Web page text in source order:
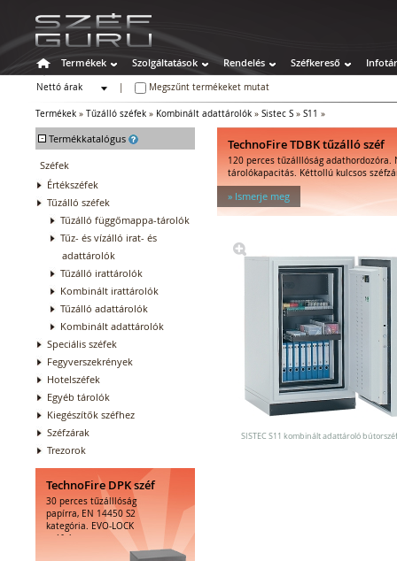
Termékek Szolgáltatások Rendelés Széfkereső Infotár
Nettó árak
Megszűnt termékeket mutat
Termékek » Tűzálló széfek » Kombinált adattárolók » Sistec S » S11 »
- Termékkatalógus
Széfek
Értékszéfek
Tűzálló széfek
Tűzálló függőmappa-tárolók
Tűz- és vízálló irat- és
adattárolók
Tűzálló irattárolók
Kombinált irattárolók
Tűzálló adattárolók
Kombinált adattárolók
Speciális széfek
Fegyverszekrények
Hotelszéfek
Egyéb tárolók
Kiegészítők széfhez
Széfzárak
Trezorok
TechnoFire DPK széf
30 perces tűzálllóság
papírra, EN 14450 S2
kategória. EVO-LOCK
széfzár.
TechnoFire TDBK tűzálló széf
120 perces tűzálllóság adathordozóra.
tárolókapacitás. Kéttollú kulcsos
» Ismerje meg
SISTEC S11 kombinált adattároló bútorszéf